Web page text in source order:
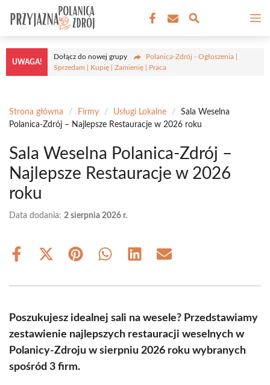
treści
UWAGA!
Dołącz do nowej grupy
Polanica-Zdrój - Ogłoszenia |
Sprzedam | Kupię | Zamienię | Praca
Strona główna / Firmy / Usługi Lokalne /
Sala Weselna
Polanica-Zdrój – Najlepsze Restauracje w 2026 roku
Sala Weselna Polanica-Zdrój –
Najlepsze Restauracje w 2026
roku
Data dodania: 2 sierpnia 2026 r.
Share
Share
(Twitter)
Share Share Share Share
Poszukujesz idealnej sali na wesele? Przedstawiamy
zestawienie najlepszych restauracji weselnych w
Polanicy-Zdroju w sierpniu 2026 roku wybranych
spośród 3 firm.